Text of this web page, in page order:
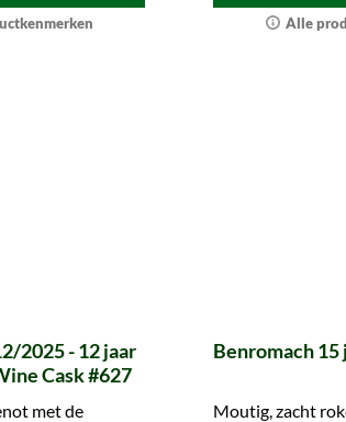
Alle
2025 - 12 jaar
Cask #627
met de
Benromach 15
Moutig, zacht